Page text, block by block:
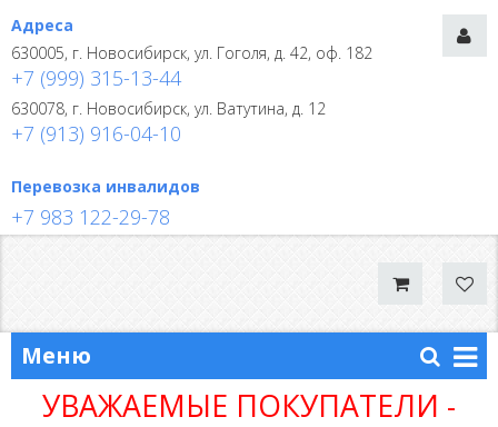
Адреса
630005, г. Новосибирск, ул. Гоголя, д. 42, оф. 182
+7 (999) 315-13-44
630078, г. Новосибирск, ул. Ватутина, д. 12
+7 (913) 916-04-10
Перевозка инвалидов
+7 983 122-29-78
Меню
УВАЖАЕМЫЕ ПОКУПАТЕЛИ -